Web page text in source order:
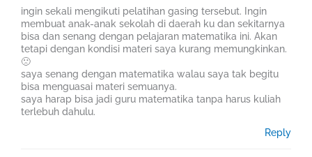
ingin sekali mengikuti pelatihan gasing tersebut. Ingin
membuat anak-anak sekolah di daerah ku dan sekitarnya
bisa dan senang dengan pelajaran matematika ini. Akan
tetapi dengan kondisi materi saya kurang memungkinkan.
🙁
saya senang dengan matematika walau saya tak begitu
bisa menguasai materi semuanya.
saya harap bisa jadi guru matematika tanpa harus kuliah
terlebuh dahulu.
Reply